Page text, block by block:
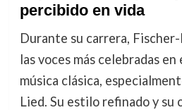
percibido en vida
Durante su carrera,
las voces más celebradas en
música clásica,
Lied. Su estilo refinado y su